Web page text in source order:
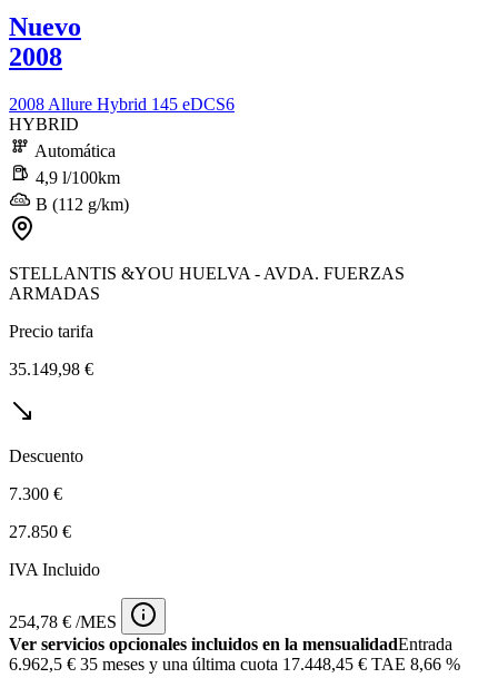
Nuevo
2008
2008 Allure Hybrid 145 eDCS6
HYBRID
Automática
4,9 l/100km
B (112 g/km)
STELLANTIS &YOU HUELVA - AVDA. FUERZAS
ARMADAS
Precio tarifa
35.149,98 €
Descuento
7.300 €
27.850 €
IVA Incluido
254,78 € /MES
Ver servicios opcionales incluidos en la mensualidadEntrada
6.962,5 € 35 meses y una última cuota 17.448,45 € TAE 8,66 %